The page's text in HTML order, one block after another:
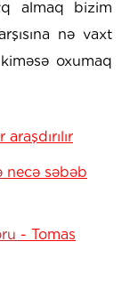
almaq bizim
nə vaxt
oxumaq
araşdırılır
necə səbəb
- Tomas